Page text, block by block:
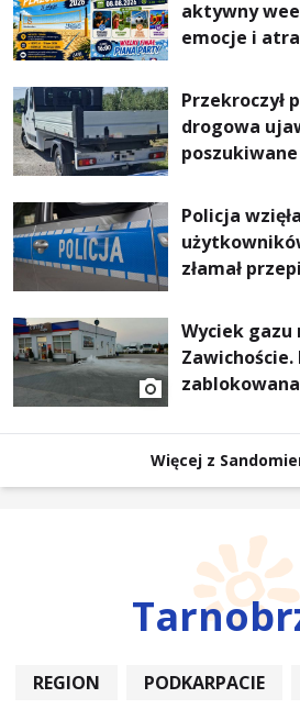
aktywny
emocje i
Przekroczył
drogowa
poszukiwane
Policja
złamał
Wyciek
zablokowana
Więcej z
REGION PODKARPACIE